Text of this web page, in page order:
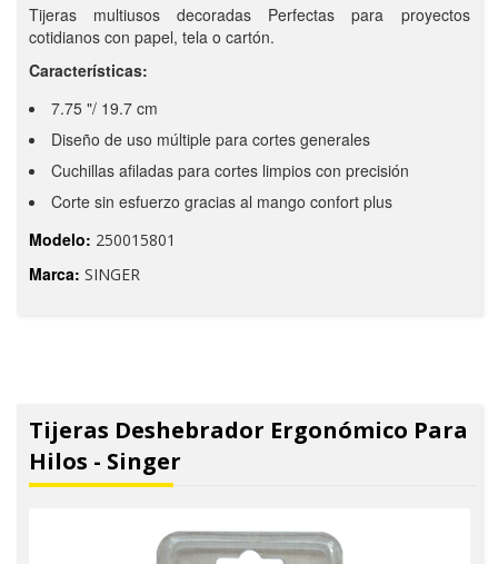
Tijeras multiusos decoradas Perfectas para proyectos
cotidianos con papel, tela o cartón.
Características:
7.75 "/ 19.7 cm
Diseño de uso múltiple para cortes generales
Cuchillas afiladas para cortes limpios con precisión
Corte sin esfuerzo gracias al mango confort plus
Modelo: 250015801
Marca: SINGER
Tijeras Deshebrador Ergonómico Para
Hilos - Singer